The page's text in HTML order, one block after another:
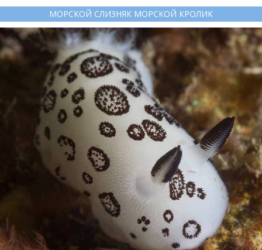
МОРСКОЙ СЛИЗНЯК МОРСКОЙ КРОЛИК